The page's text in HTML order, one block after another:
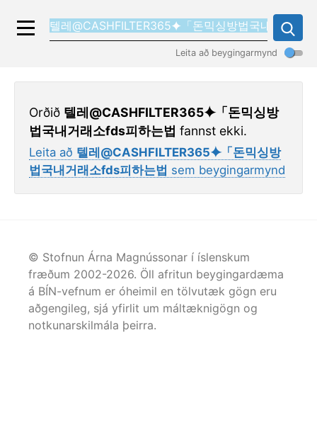
Leita að beygingarmynd
Orðið 텔레@CASHFILTER365⯌「돈믹싱방
법국내거래소fds피하는법 fannst ekki.
Leita að 텔레@CASHFILTER365⯌「돈믹싱방
법국내거래소fds피하는법 sem beygingarmynd
© Stofnun Árna Magnússonar í íslenskum
fræðum 2002-2026. Öll afritun beygingardæma
á BÍN-vefnum er óheimil en tölvutæk gögn eru
aðgengileg, sjá yfirlit um máltæknigögn og
notkunarskilmála þeirra.